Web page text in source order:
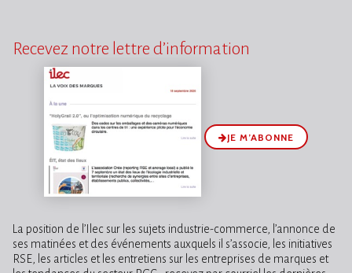
Recevez notre lettre d’information
JE M’ABONNE
La position de l’Ilec sur les sujets industrie-commerce, l’annonce de
ses matinées et des événements auxquels il s’associe, les initiatives
RSE, les articles et les entretiens sur les entreprises de marques et